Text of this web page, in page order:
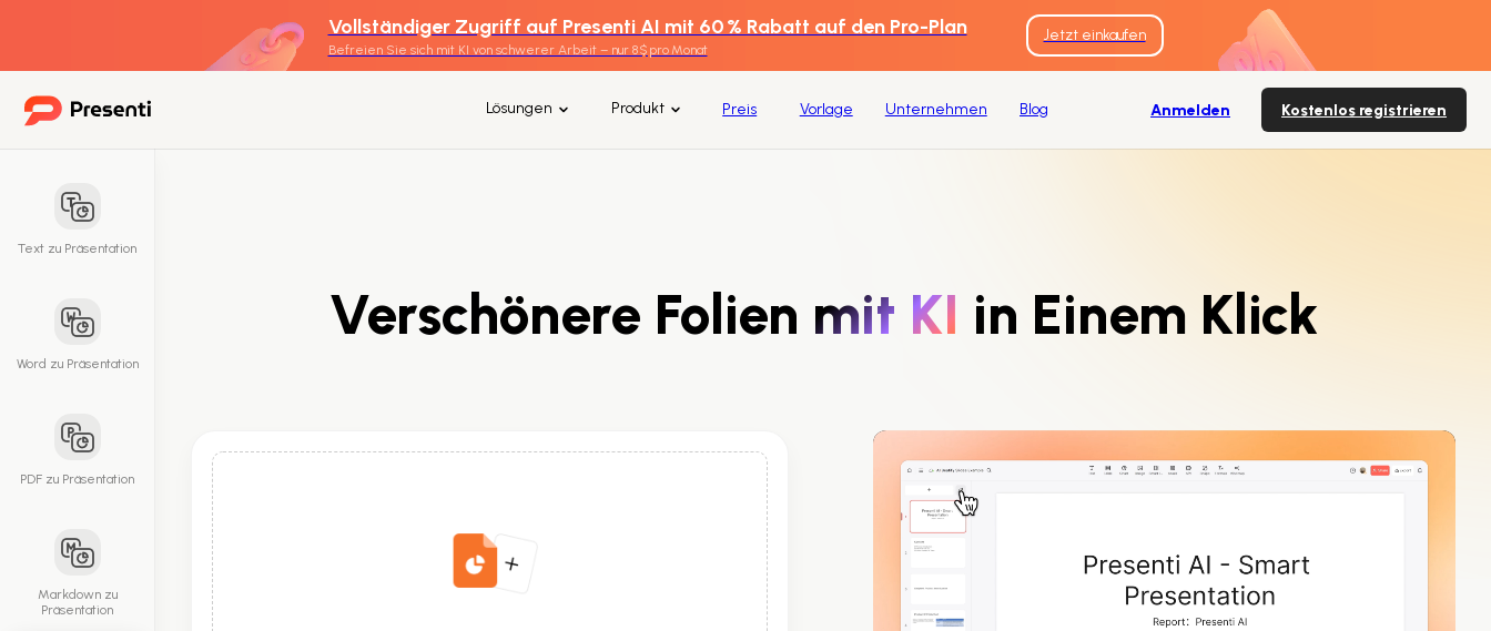
Vollständiger Zugriff auf Presenti AI mit 60 % Rabatt auf den Pro-Plan
Befreien Sie sich mit KI von schwerer Arbeit – nur 8 $ pro Monat
Jetzt einkaufen
Lösungen Produkt Preis Vorlage Unternehmen Blog Anmelden Kostenlos registrieren
Text zu Präsentation
Word zu Präsentation
PDF zu Präsentation
Markdown zu
Präsentation
Verschönere Folien mit KI in Einem Klick